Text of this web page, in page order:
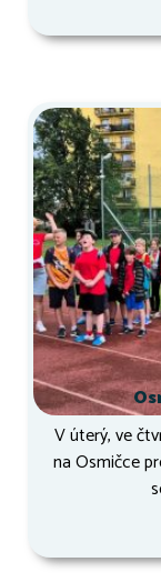
V úterý, ve
na Osmičce